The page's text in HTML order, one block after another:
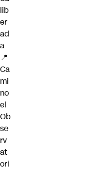
lib
er
ad
a
📍
Ca
mi
no
el
Ob
se
rv
at
ori